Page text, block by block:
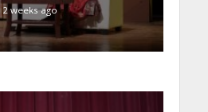
2 weeks ago